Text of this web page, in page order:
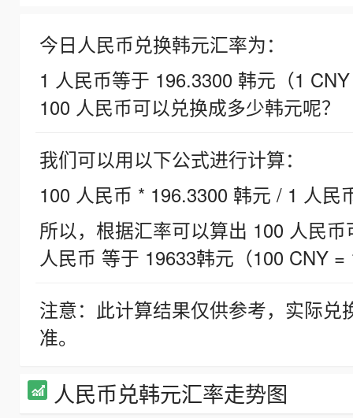
今日人民币兑换韩元汇率为：
1 人民币等于 196.3300 韩元（1
100 人民币可以兑换成多少韩元呢？
我们可以用以下公式进行计算：
100 人民币 * 196.3300 韩元 / 1 人民
所以，根据汇率可以算出 100 人民
人民币 等于 19633韩元（100 CNY =
注意：此计算结果仅供参考，实际
准。
人民币兑韩元汇率走势图